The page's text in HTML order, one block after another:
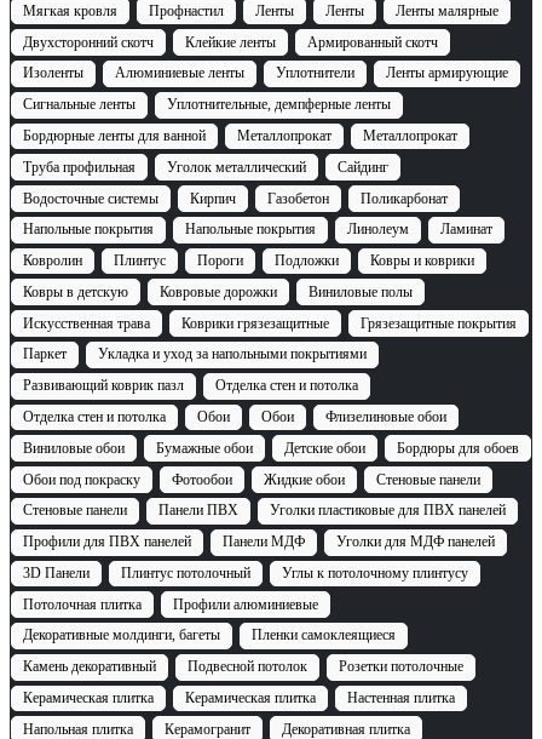
Мягкая кровля
Профнастил Ленты Ленты
Ленты малярные
Двухсторонний скотч
Клейкие ленты
Армированный скотч
Изоленты
Алюминиевые ленты Уплотнители
Ленты армирующие
Сигнальные ленты
Уплотнительные, демпферные ленты
Бордюрные ленты для ванной
Металлопрокат
Металлопрокат
Труба профильная
Уголок металлический
Сайдинг
Водосточные системы
Кирпич Газобетон
Поликарбонат
Напольные покрытия
Напольные покрытия Линолеум
Ламинат
Ковролин
Плинтус Пороги Подложки
Ковры и коврики
Ковры в детскую
Ковровые дорожки
Виниловые полы
Искусственная трава
Коврики грязезащитные
Грязезащитные покрытия
Паркет
Укладка и уход за напольными покрытиями
Развивающий коврик пазл
Отделка стен и потолка
Отделка стен и потолка
Обои Обои
Флизелиновые обои
Виниловые обои
Бумажные обои Детские обои
Бордюры для обоев
Обои под покраску
Фотообои Жидкие обои
Стеновые панели
Стеновые панели
Панели ПВХ
Уголки пластиковые для ПВХ панелей
Профили для ПВХ панелей
Панели МДФ
Уголки для МДФ панелей
3D Панели
Плинтус потолочный
Углы к потолочному плинтусу
Потолочная плитка
Профили алюминиевые
Декоративные молдинги, багеты
Пленки самоклеящиеся
Камень декоративный
Подвесной потолок
Розетки потолочные
Керамическая плитка
Керамическая плитка
Настенная плитка
Напольная плитка
Керамогранит
Декоративная плитка